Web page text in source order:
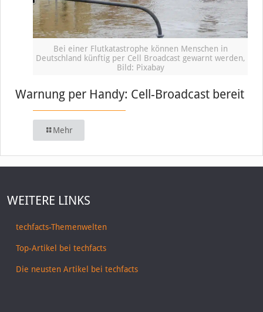
Bei einer Flutkatastrophe können Menschen in
Deutschland künftig per Cell Broadcast gewarnt werden,
Bild: Pixabay
Warnung per Handy: Cell-Broadcast bereit
Mehr
WEITERE LINKS
techfacts-Themenwelten
Top-Artikel bei techfacts
Die neusten Artikel bei techfacts